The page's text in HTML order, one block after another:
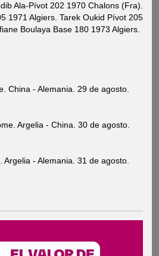
Ala-Pívot 202 1970 Chalons (Fra).
1971 Algiers. Tarek Oukid Pívot 205
Boulaya Base 180 1973 Algiers.
China - Alemania. 29 de agosto.
Argelia - China. 30 de agosto.
- Alemania. 31 de agosto.